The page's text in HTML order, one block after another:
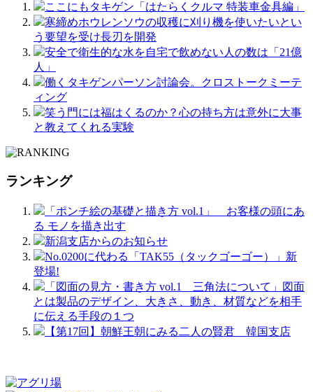
ここにもタキゲン「はたらくクルマ 特装車金具編」
寒締めホウレンソウの収穫に刈り機を使いたいとい
う要望を受け長刃を開発
安全で衛生的な水を自宅で飲めない人の数は「21億
人」
働くタキゲンパーソン討論会。クロストークミーテ
ィング
笑う門には福はくるのか？心の持ち方は意外に大事
と教えてくれる実験
ランキング
「ポンチ絵の基礎と描き方 vol.1」 お客様の頭にあ
る モノを描き出す
新潟支店からのお知らせ
No.0200に代わる「TAK55（タックゴーゴー）」新
登場!
「図面の見方・書き方 vol.1 三角法について」図面
とは製品のデザイン、大きさ、動き、材質などを相手
に伝える手段の１つ
【第17回】朝鮮王朝にみる二人の賢君 韓国支店